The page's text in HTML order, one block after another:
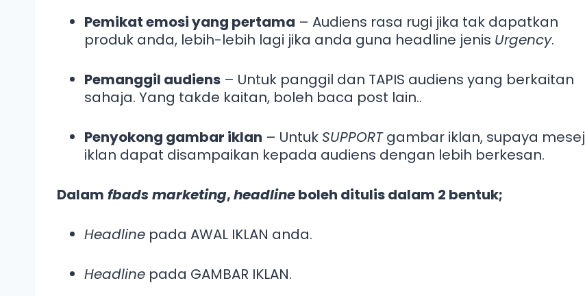
Pemikat emosi yang pertama – Audiens rasa rugi jika tak dapatkan
produk anda, lebih-lebih lagi jika anda guna headline jenis Urgency.
Pemanggil audiens – Untuk panggil dan TAPIS audiens yang berkaitan
sahaja. Yang takde kaitan, boleh baca post lain..
Penyokong gambar iklan – Untuk SUPPORTgambar iklan, supaya mesej
iklan dapat disampaikan kepada audiens dengan lebih berkesan.
Dalam fbads marketing,headlineboleh ditulis dalam 2 bentuk;
Headline pada AWAL IKLAN anda.
Headline pada GAMBAR IKLAN.